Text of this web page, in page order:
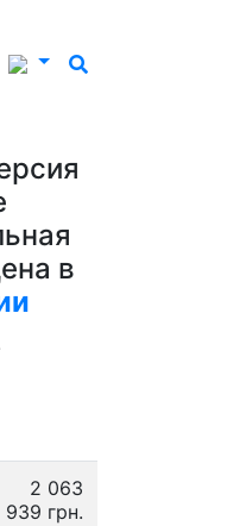
в
2 063
939 грн.